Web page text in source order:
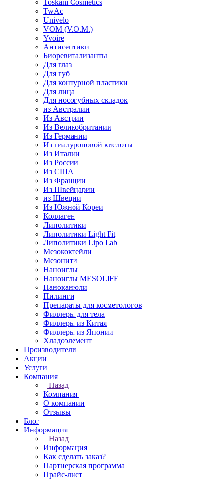
Toskani Cosmetics
TwAc
Univelo
VOM (V.O.M.)
Yvoire
Антисептики
Биоревитализанты
Для глаз
Для губ
Для контурной пластики
Для лица
Для носогубных складок
из Австралии
Из Австрии
Из Великобритании
Из Германии
Из гиалуроновой кислоты
Из Италии
Из России
Из США
Из Франции
Из Швейцарии
из Швеции
Из Южной Кореи
Коллаген
Липолитики
Липолитики Light Fit
Липолитики Lipo Lab
Мезококтейли
Мезонити
Наноиглы
Наноиглы MESOLIFE
Наноканюли
Пилинги
Препараты для косметологов
Филлеры для тела
Филлеры из Китая
Филлеры из Японии
Хладоэлемент
Производители
Акции
Услуги
Компания
Назад
Компания
О компании
Отзывы
Блог
Информация
Назад
Информация
Как сделать заказ?
Партнерская программа
Прайс-лист